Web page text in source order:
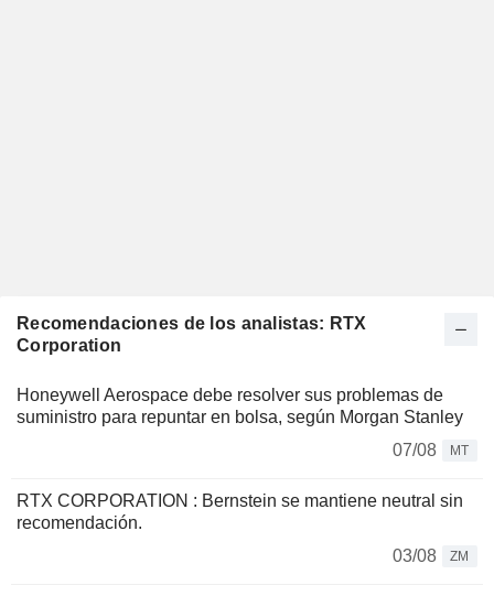
Recomendaciones de los analistas: RTX
Corporation
Honeywell Aerospace debe resolver sus problemas de
suministro para repuntar en bolsa, según Morgan Stanley
07/08
MT
RTX CORPORATION : Bernstein se mantiene neutral sin
recomendación.
03/08
ZM